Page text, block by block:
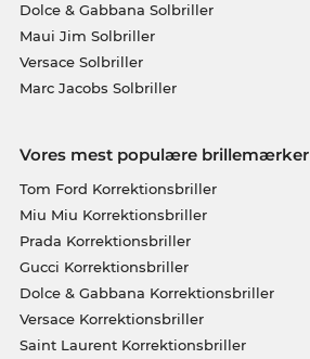
Dolce & Gabbana Solbriller
Maui Jim Solbriller
Versace Solbriller
Marc Jacobs Solbriller
Vores mest populære brillemærker
Tom Ford Korrektionsbriller
Miu Miu Korrektionsbriller
Prada Korrektionsbriller
Gucci Korrektionsbriller
Dolce & Gabbana Korrektionsbriller
Versace Korrektionsbriller
Saint Laurent Korrektionsbriller